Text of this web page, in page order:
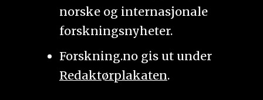
norske og internasjonale
forskningsnyheter.
Forskning.no gis ut under
Redaktørplakaten.